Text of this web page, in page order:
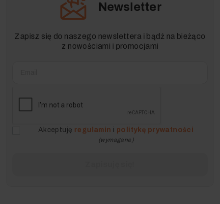
Newsletter
Zapisz się do naszego newslettera i bądź na bieżąco
z nowościami i promocjami
Akceptuję regulamin i politykę prywatności
(wymagane)